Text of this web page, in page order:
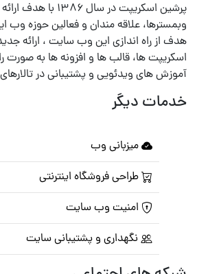
پرشین اسکریپت در سال
وبمسترها، علاقه مندان و فعالین حوزه وب
هدف از راه اندازی این وب سایت ، ارائه
اسکریپت ها، قالب ها و افزونه ها به صورت
آموزش های ویدئویی و پشتیبانی در
خدمات دیگر
میزبانی وب
طراحی فروشگاه اینترنتی
امنیت وب سایت
نگهداری و پشتیبانی سایت